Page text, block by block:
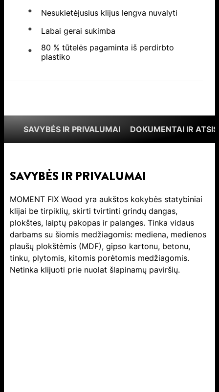
Nesukietėjusius klijus lengva nuvalyti
Labai gerai sukimba
80 % tūtelės pagaminta iš perdirbto
plastiko
SAVYBĖS IR PRIVALUMAI DOKUMENTAI IR
SAVYBĖS IR PRIVALUMAI
MOMENT FIX Wood yra aukštos kokybės statybiniai
klijai be tirpiklių, skirti tvirtinti grindų dangas,
plokštes, laiptų pakopas ir palanges. Tinka vidaus
darbams su šiomis medžiagomis: mediena, medienos
plaušų plokštėmis (MDF), gipso kartonu, betonu,
tinku, plytomis, kitomis porėtomis medžiagomis.
Netinka klijuoti prie nuolat šlapinamų paviršių.